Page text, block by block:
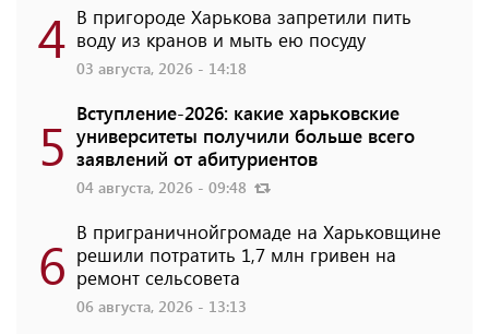
4 В пригороде Харькова запретили пить
воду из кранов и мыть ею посуду
03 августа, 2026 - 14:18
5 Вступление-2026: какие харьковские
университеты получили больше всего
заявлений от абитуриентов
04 августа, 2026 - 09:48
6 В приграничнойгромаде на Харьковщине
решили потратить 1,7 млн ​​гривен на
ремонт сельсовета
06 августа, 2026 - 13:13